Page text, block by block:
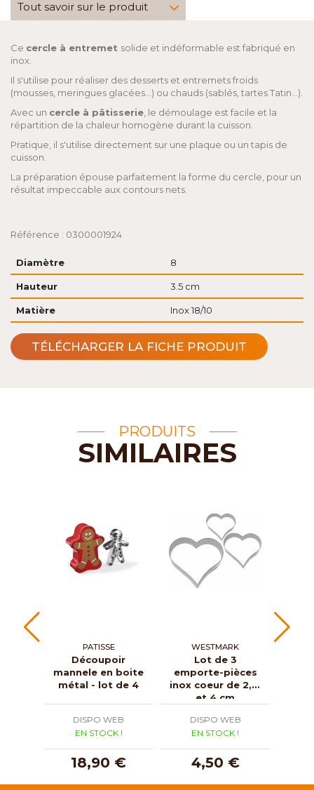
Tout savoir sur le produit
Ce cercle à entremet solide et indéformable est fabriqué en
inox.
Il s'utilise pour réaliser des desserts et entremets froids
(mousses, meringues glacées...) ou chauds (sablés, tartes Tatin...).
Avec un cercle à pâtisserie , le démoulage est facile et la
répartition de la chaleur homogène durant la cuisson.
Pratique, il s'utilise directement sur une plaque ou un tapis de
cuisson.
La préparation épouse parfaitement la forme du cercle, pour un
résultat impeccable aux contours nets.
Référence : 0300001924
Diamètre 8
Hauteur 3.5 cm
Matière Inox 18/10
TÉLÉCHARGER LA FICHE PRODUIT
PRODUITS
SIMILAIRES
PATISSE
Découpoir
mannele en boite
métal - lot de 4
DISPO WEB
EN STOCK !
18,90 €
WESTMARK
Lot de 3
emporte-pièces
inox coeur de 2, 3
et 4 cm
DISPO WEB
EN STOCK !
4,50 €